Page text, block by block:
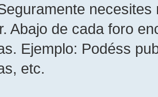
Abajo de cada foro
Ejemplo: Podéss
etc.